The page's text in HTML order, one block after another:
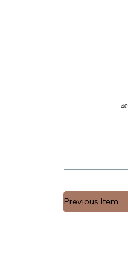
Previous Item